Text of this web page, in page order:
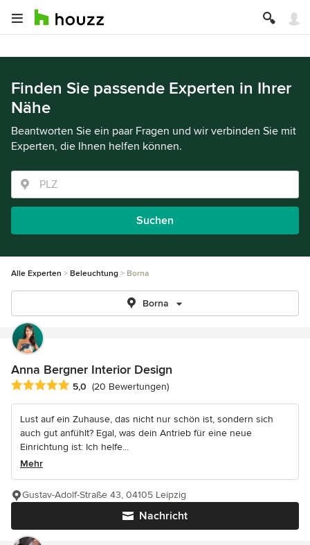
Finden Sie passende Experten in Ihrer
Nähe
Beantworten Sie ein paar Fragen und wir verbinden Sie mit
Experten, die Ihnen helfen können.
Suchen
Alle Experten Beleuchtung Borna
Borna
Anna Bergner Interior Design
Durchschnittliche Bewertung: 5 von 5 Sternen
5,0 (20 Bewertungen)
Lust auf ein Zuhause, das nicht nur schön ist, sondern sich
auch gut anfühlt? Egal, was dein Antrieb für eine neue
Einrichtung ist: Ich helfe...
Mehr
Nachricht
Gustav-Adolf-Straße 43, 04105 Leipzig